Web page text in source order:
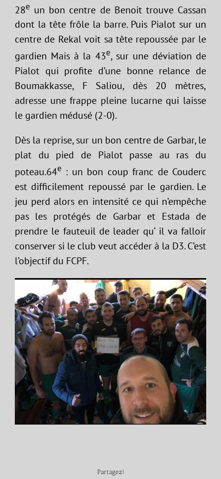
28e un bon centre de Benoit trouve Cassan
dont la tête frôle la barre. Puis Pialot sur un
centre de Rekal voit sa tête repoussée par le
gardien Mais à la 43e, sur une déviation de
Pialot qui profite d’une bonne relance de
Boumakkasse, F Saliou, dès 20 mètres,
adresse une frappe pleine lucarne qui laisse
le gardien médusé (2-0).
Dès la reprise, sur un bon centre de Garbar, le
plat du pied de Pialot passe au ras du
poteau.64e : un bon coup franc de Couderc
est difficilement repoussé par le gardien. Le
jeu perd alors en intensité ce qui n’empêche
pas les protégés de Garbar et Estada de
prendre le fauteuil de leader qu‘ il va falloir
conserver si le club veut accéder à la D3. C’est
l’objectif du FCPF.
Partagez!